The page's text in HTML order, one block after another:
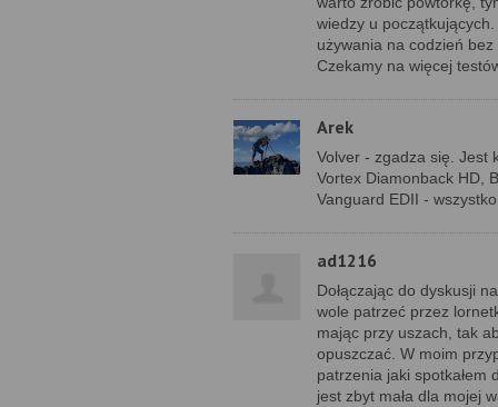
wiedzy u
używania na codzień
Czekamy na więcej
Arek
Volver - zgadza się. Jest
Vortex Diamonback HD,
Vanguard EDII -
ad1216
Dołączając do dyskusji
wole patrzeć przez
mając przy uszach, tak
opuszczać. W moim
patrzenia jaki spotkałem
jest zbyt mała dla mojej